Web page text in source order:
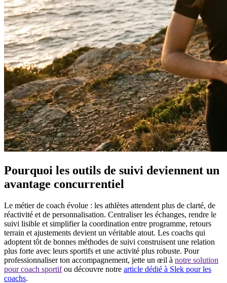
Pourquoi les outils de suivi deviennent un
avantage concurrentiel
Le métier de coach évolue : les athlètes attendent plus de clarté, de
réactivité et de personnalisation. Centraliser les échanges, rendre le
suivi lisible et simplifier la coordination entre programme, retours
terrain et ajustements devient un véritable atout. Les coachs qui
adoptent tôt de bonnes méthodes de suivi construisent une relation
plus forte avec leurs sportifs et une activité plus robuste. Pour
professionnaliser ton accompagnement, jette un œil à notre solution
pour coach sportifou découvre notre article dédié à Slek pour les
coachs.